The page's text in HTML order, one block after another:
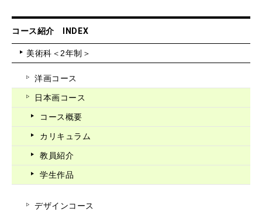
コース紹介 INDEX
美術科＜2年制＞
洋画コース
日本画コース
コース概要
カリキュラム
教員紹介
学生作品
デザインコース